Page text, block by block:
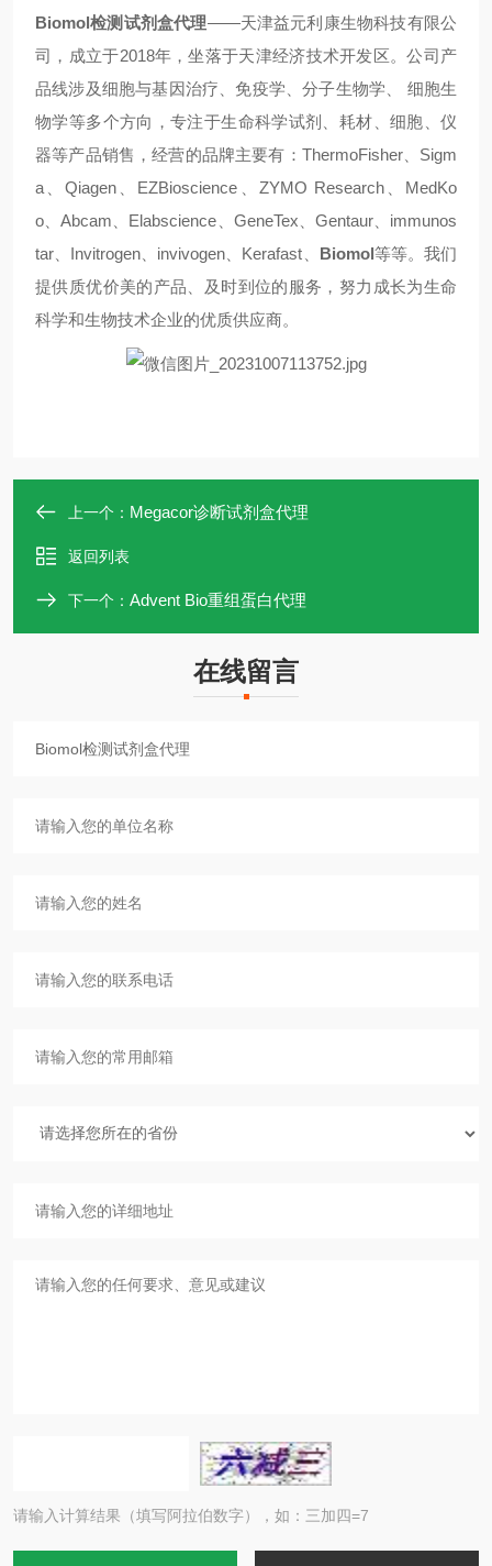
Biomol检测试剂盒代理——天津益元利康生物科技有限公
司，成立于2018年，坐落于天津经济技术开发区。公司产
品线涉及细胞与基因治疗、免疫学、分子生物学、 细胞生
物学等多个方向，专注于生命科学试剂、耗材、细胞、仪
器等产品销售，经营的品牌主要有：ThermoFisher、Sigm
a、Qiagen、EZBioscience、ZYMO Research、MedKo
o、Abcam、Elabscience、GeneTex、Gentaur、immunos
tar、Invitrogen、invivogen、Kerafast、 Biomol等等。我们
提供质优价美的产品、及时到位的服务，努力成长为生命
科学和生物技术企业的优质供应商。
上一个： Megacor诊断试剂盒代理
返回列表
下一个： Advent Bio重组蛋白代理
在线留言
请输入计算结果（填写阿拉伯数字），如：三加四=7